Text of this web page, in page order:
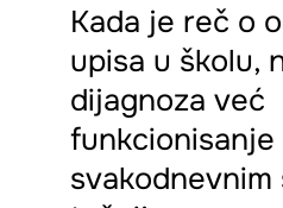
Kada je reč o
upisa u školu,
dijagnoza već
svakodnevnim